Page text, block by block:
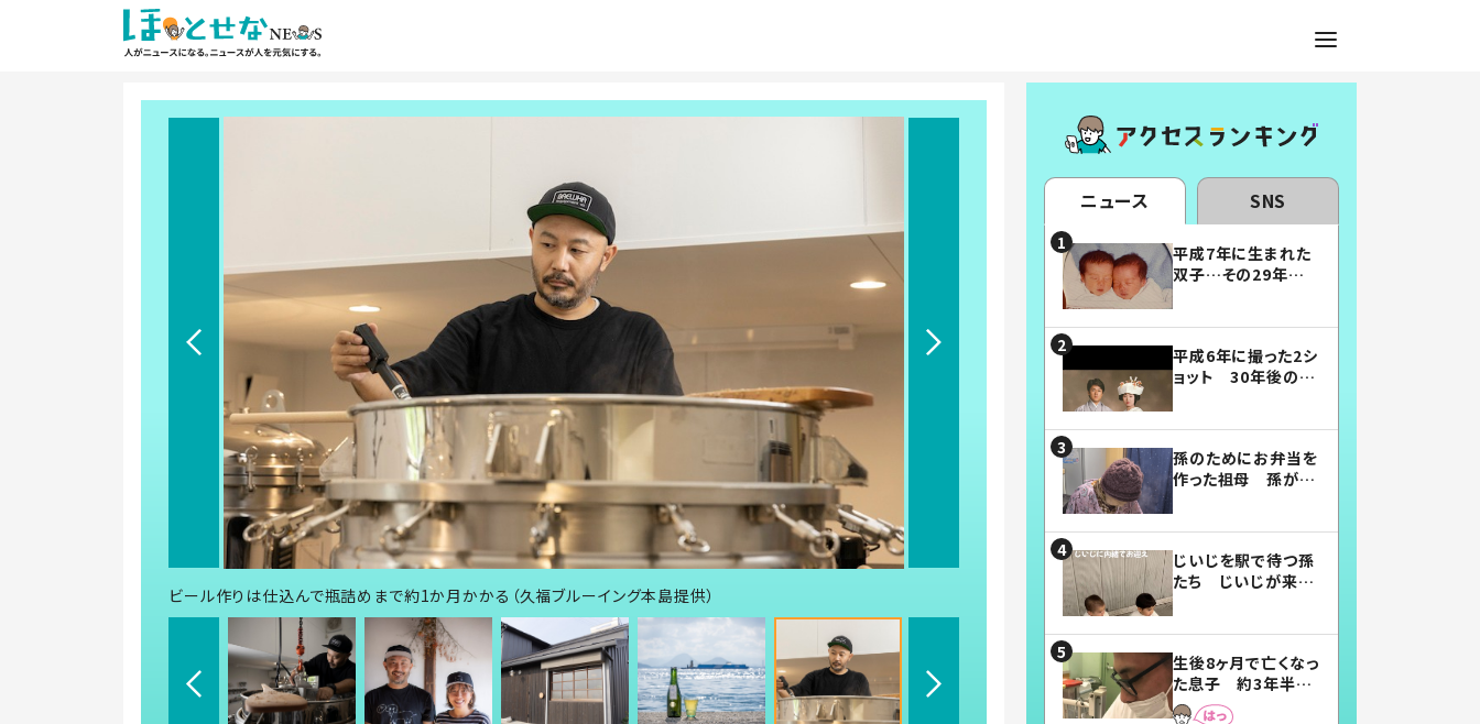
ビール作りは仕込んで瓶詰めまで約1か月かかる（久福ブルーイング本島提供）
ニュース SNS
平成7年に生まれた
双子…その29年後
平成6年に撮った2シ
ョット 30年後の姿
孫のためにお弁当を
作った祖母 孫が絶
じいじを駅で待つ孫
たち じいじが来た
まらない」「幸せにな
れる」
生後8ヶ月で亡くなっ
た息子 約3年半
後、当時の妻の日記